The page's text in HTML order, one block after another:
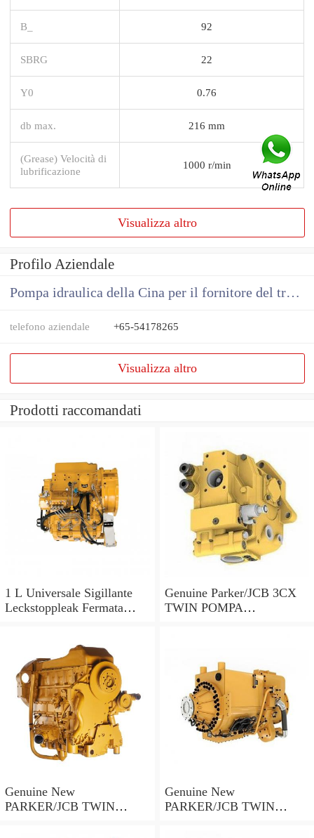
B_ 92
SBRG 22
Y0 0.76
db max. 216 mm
(Grease) Velocità di
lubrificazione
1000 r/min
Visualizza altro
Profilo Aziendale
Pompa idraulica della Cina per il fornitore del trattore
telefono aziendale +65-54178265
Visualizza altro
Prodotti raccomandati
1 L Universale Sigillante
Leckstoppleak Fermata
Genuine Parker/JCB 3CX
TWIN POMPA
Genuine New
PARKER/JCB TWIN
Genuine New
PARKER/JCB TWIN